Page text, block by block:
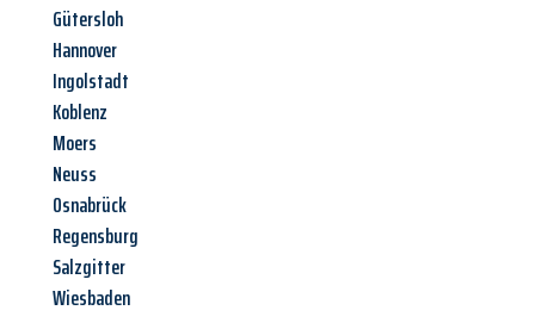
Gütersloh
Hannover
Ingolstadt
Koblenz
Moers
Neuss
Osnabrück
Regensburg
Salzgitter
Wiesbaden